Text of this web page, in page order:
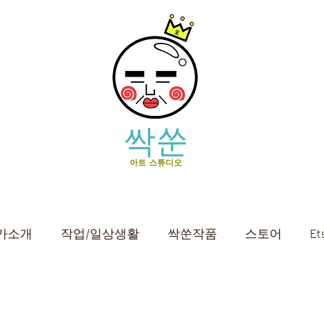
싹쑨
아트 스튜디오
소개 작업/일상생활 싹쑨작품 스토어